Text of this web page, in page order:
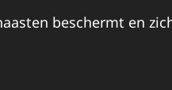
beschermt en